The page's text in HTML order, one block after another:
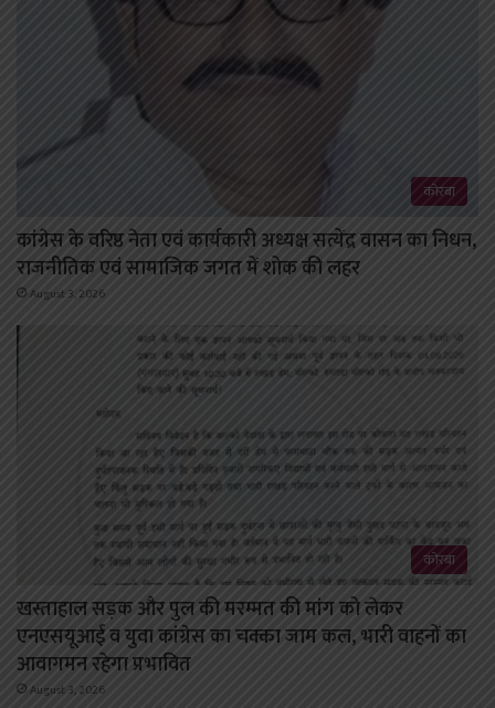
कोरबा
कांग्रेस के वरिष्ठ नेता एवं कार्यकारी अध्यक्ष सत्येंद्र वासन का निधन,
राजनीतिक एवं सामाजिक जगत में शोक की लहर
August 3, 2026
कोरबा
खस्ताहाल सड़क और पुल की मरम्मत की मांग को लेकर
एनएसयूआई व युवा कांग्रेस का चक्का जाम कल, भारी वाहनों का
आवागमन रहेगा प्रभावित
August 3, 2026